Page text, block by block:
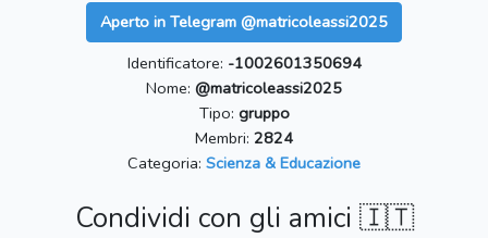
Aperto in Telegram @matricoleassi2025
Identificatore: -1002601350694
Nome: @matricoleassi2025
Tipo: gruppo
Membri: 2824
Categoria: Scienza & Educazione
Condividi con gli amici 🇮🇹